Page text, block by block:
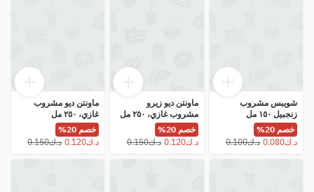
شويبس مشروب
زنجبيل ١٥٠ مل
خصم 20%
ماونتن ديو زيرو
مشروب غازي، ٢٥٠ مل
خصم 20%
⁦د.ك0.120⁩
⁦د.ك0.150⁩
ماونتن ديو مشروب
غازي، ٢٥٠ مل
خصم 20%
⁦د.ك0.150⁩